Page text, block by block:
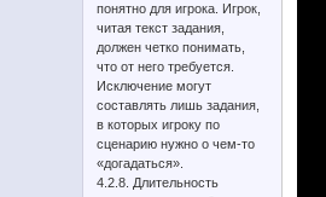
понятно для игрока. Игрок,
читая текст задания,
должен четко понимать,
что от него требуется.
Исключение могут
составлять лишь задания,
в которых игроку по
сценарию нужно о чем-то
«догадаться».
4.2.8. Длительность